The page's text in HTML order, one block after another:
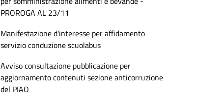
PROROGA AL 23/11
Manifestazione d'interesse per affidamento
servizio conduzione scuolabus
Avviso consultazione pubblicazione per
aggiornamento contenuti sezione anticorruzione
del PIAO